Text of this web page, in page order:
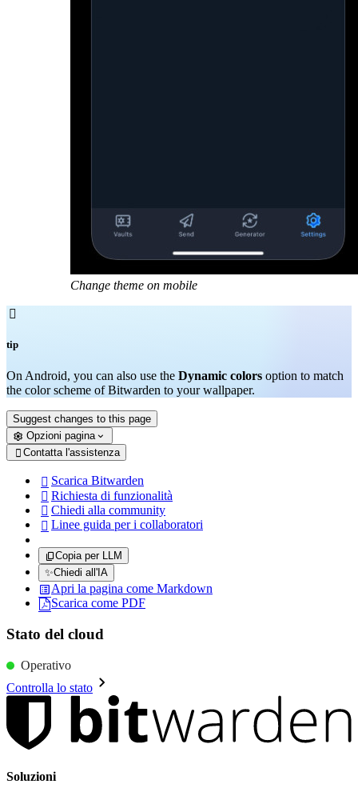
Change theme on mobile

tip
On Android, you can also use the Dynamic colors option to match
the color scheme of Bitwarden to your wallpaper.
Suggest changes to this page
Opzioni pagina
 Contatta l'assistenza
 Scarica Bitwarden
 Richiesta di funzionalità
 Chiedi alla community
 Linee guida per i collaboratori
Copia per LLM
✨Chiedi all'IA
Apri la pagina come Markdown
Scarica come PDF
Stato del cloud
Operativo
Controlla lo stato
Soluzioni